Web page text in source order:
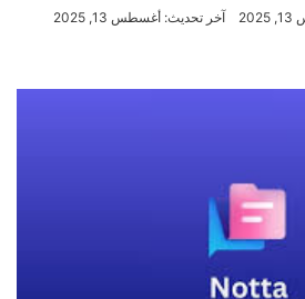
آخر تحديث: أغسطس 13, 2025